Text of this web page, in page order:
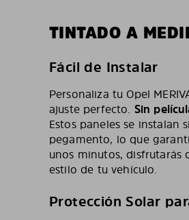
TINTADO A
Fácil de Instalar
Personaliza tu Opel
ajuste perfecto. Sin
Estos paneles se instalan
pegamento, lo que
unos minutos,
estilo de tu vehículo.
Protección Solar